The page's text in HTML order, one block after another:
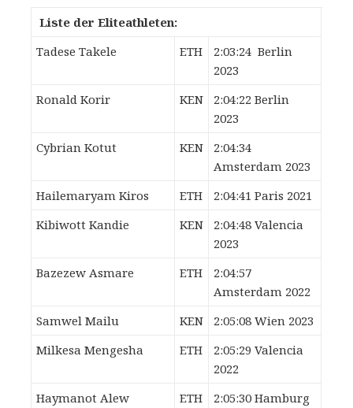
Liste der Eliteathleten:
Tadese Takele
ETH
2:03:24 Berlin
2023
Ronald Korir
KEN
2:04:22 Berlin
2023
Cybrian Kotut
KEN
2:04:34
Amsterdam 2023
Hailemaryam Kiros
ETH
2:04:41 Paris 2021
Kibiwott Kandie
KEN
2:04:48 Valencia
2023
Bazezew Asmare
ETH
2:04:57
Amsterdam 2022
Samwel Mailu
KEN
2:05:08 Wien 2023
Milkesa Mengesha
ETH
2:05:29 Valencia
2022
Haymanot Alew
ETH
2:05:30 Hamburg